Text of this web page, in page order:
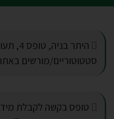
היתר
סטטוטוריים/מורשים
טופס בקשה לקבלת